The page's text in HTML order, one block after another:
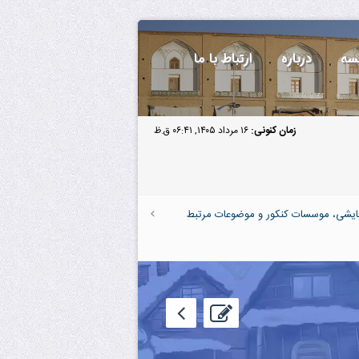
درباره ارتباط با ما
زمان کنونی: ۱۶ مرداد ۱۴۰۵, ۰۶:۴۱ ق.ظ
موسسات کنکور و موضوعات مرتبط